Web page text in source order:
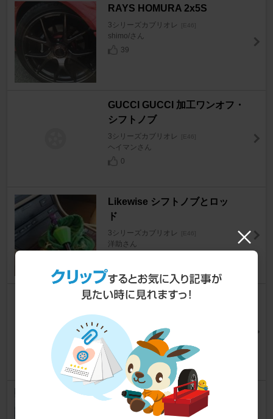
RAYS HOMURA 2x5S
3シリーズカブリオレ [E46]
shimo/さん
39
GUCCI GUCCI 加工ワンオフ・
シフトノブ
3シリーズカブリオレ [E46]
ヘイマンさん
0
Likewise シフトノブとロッ
ド
3シリーズカブリオレ [E46]
洋助さん
GUCCI GUCCI 加工その2、ワ
3シリーズカブリオレ
ヘイマンさん
Custom Queen クロームコー
ティングバルブ （150゜）